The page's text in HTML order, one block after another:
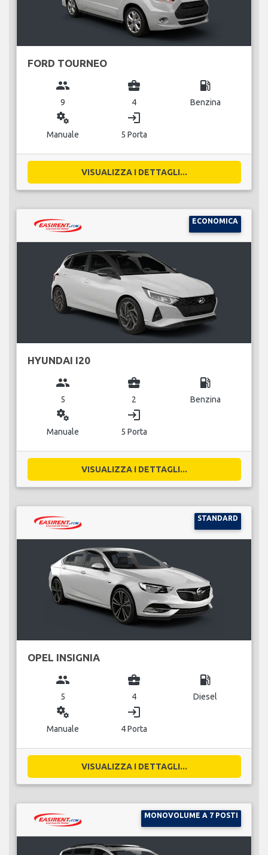
FORD TOURNEO
group
9
business_center
4
local_gas_station
Benzina
miscellaneous_services
Manuale
login
5 Porta
VISUALIZZA I DETTAGLI...
ECONOMICA
HYUNDAI I20
group
5
business_center
2
local_gas_station
Benzina
miscellaneous_services
Manuale
login
5 Porta
VISUALIZZA I DETTAGLI...
STANDARD
OPEL INSIGNIA
group
5
business_center
4
local_gas_station
Diesel
miscellaneous_services
Manuale
login
4 Porta
VISUALIZZA I DETTAGLI...
MONOVOLUME A 7 POSTI